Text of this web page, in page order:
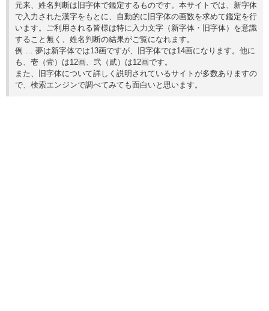
元来、姓名判断は旧字体で鑑定するものです。本サイトでは、新字体
で入力された漢字をもとに、自動的に旧字体の画数を求めて鑑定を行
います。ご利用される皆様は特に入力文字（新字体・旧字体）を意識
すること無く、姓名判断の結果がご覧になれます。
例 … 夢は新字体では13画ですが、旧字体では14画になります。他に
も、壱（壹）は12画、弐（貳）は12画です。
また、旧字体について詳しく説明されているサイトが多数ありますの
で、検索エンジンで調べてみても面白いと思います。